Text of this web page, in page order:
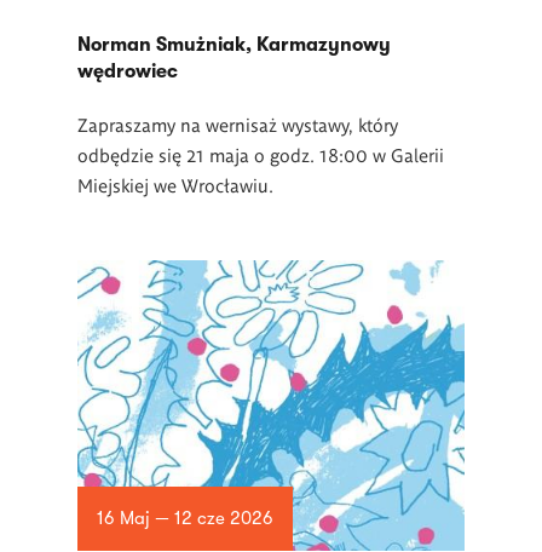
Norman Smużniak, Karmazynowy
wędrowiec
Zapraszamy na wernisaż wystawy, który
odbędzie się 21 maja o godz. 18:00 w Galerii
Miejskiej we Wrocławiu.
16 Maj — 12 cze 2026